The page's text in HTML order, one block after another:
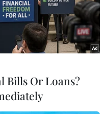
đảo
#Phe đối lập
#Jeremy Corbyn
Bills Or Loans?